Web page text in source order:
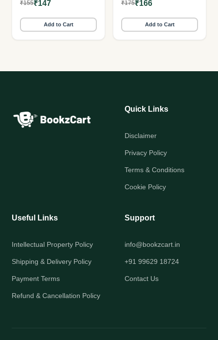
₹155₹147
Add to Cart
₹175₹166
Add to Cart
Quick Links
Disclaimer
Privacy Policy
Terms & Conditions
Cookie Policy
Useful Links
Intellectual Property Policy
Shipping & Delivery Policy
Payment Terms
Refund & Cancellation Policy
Support
info@bookzcart.in
+91 99629 18724
Contact Us